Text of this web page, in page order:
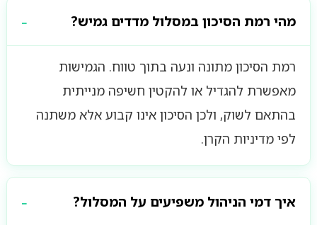
מהי רמת הסיכון במסלול מדדים גמיש?
רמת הסיכון מתונה ונעה בתוך טווח. הגמישות
מאפשרת להגדיל או להקטין חשיפה מנייתית
בהתאם לשוק, ולכן הסיכון אינו קבוע אלא משתנה
לפי מדיניות הקרן.
איך דמי הניהול משפיעים על המסלול?